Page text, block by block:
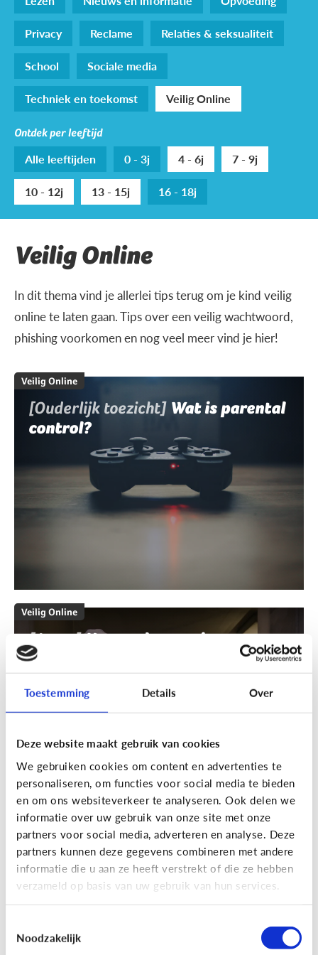
Toestemming Details Over
Deze website maakt gebruik van cookies
We gebruiken cookies om content en advertenties te
personaliseren, om functies voor social media te bieden
en om ons websiteverkeer te analyseren. Ook delen we
informatie over uw gebruik van onze site met onze
partners voor social media, adverteren en analyse. Deze
partners kunnen deze gegevens combineren met andere
informatie die u aan ze heeft verstrekt of die ze hebben
verzameld op basis van uw gebruik van hun services.
Noodzakelijk
Privacy
Reclame
Relaties & seksualiteit
School
Sociale media
Techniek en toekomst
Veilig Online
Ontdek per leeftijd
Alle leeftijden 0 - 3j 4 - 6j
7 - 9j
10 - 12j
13 - 15j 16 - 18j
Veilig Online
In dit thema vind je allerlei tips terug om je kind veilig
online te laten gaan. Tips over een veilig wachtwoord,
phishing voorkomen en nog veel meer vind je hier!
Veilig Online
[Ouderlijk toezicht] Wat is parental
control?
Veilig Online
[Actua]Hoe snel geven jongeren
hun bankkaart in ruil voor geld?
En wat zijn 'geldezels'?
[Hoe werkt het?]Locatiegegevens
delen via de smartphone